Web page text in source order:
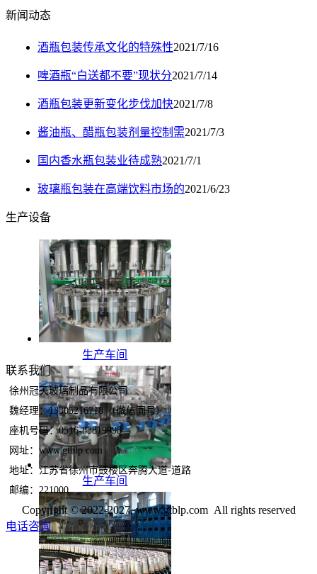
新闻动态
酒瓶包装传承文化的特殊性2021/7/16
啤酒瓶“白送都不要”现状分2021/7/14
酒瓶包装更新变化步伐加快2021/7/8
酱油瓶、醋瓶包装剂量控制需2021/7/3
国内香水瓶包装业待成熟2021/7/1
玻璃瓶包装在高端饮料市场的2021/6/23
生产设备
生产车间
生产车间
联系我们
徐州冠天玻璃制品有限公司
魏经理：13305216718 （微信同号）
座机号码：0516-83819998
网址：www.gtblp.com
地址：江苏省徐州市鼓楼区奔腾大道-道路
邮编：221000
Copyright © 2022-2027, www.gtblp.com All rights reserved
电话咨询